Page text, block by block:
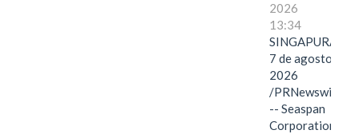
2026
13:34
SINGAPURA,
7 de agosto de
2026
/PRNewswire/
-- Seaspan
Corporation